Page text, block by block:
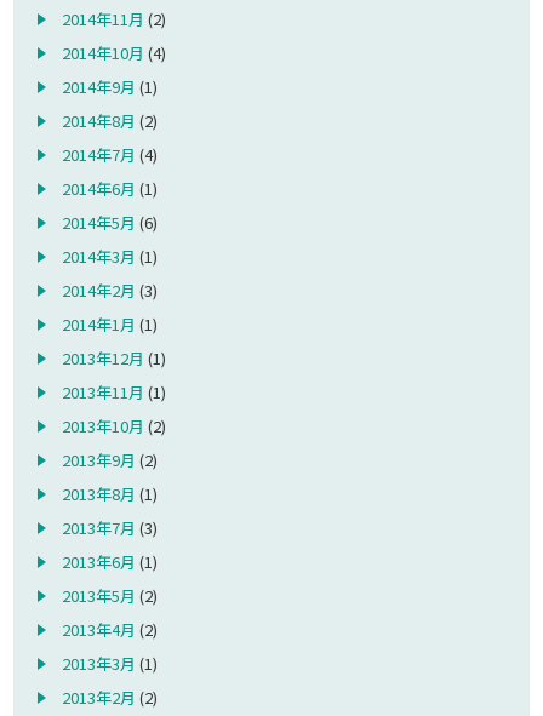
2014年11月 (2)
2014年10月 (4)
2014年9月 (1)
2014年8月 (2)
2014年7月 (4)
2014年6月 (1)
2014年5月 (6)
2014年3月 (1)
2014年2月 (3)
2014年1月 (1)
2013年12月 (1)
2013年11月 (1)
2013年10月 (2)
2013年9月 (2)
2013年8月 (1)
2013年7月 (3)
2013年6月 (1)
2013年5月 (2)
2013年4月 (2)
2013年3月 (1)
2013年2月 (2)